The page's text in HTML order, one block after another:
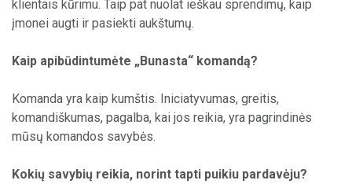
klientais kūrimu. Taip pat nuolat ieškau sprendimų, kaip
įmonei augti ir pasiekti aukštumų.
Kaip apibūdintumėte „Bunasta“ komandą?
Komanda yra kaip kumštis. Iniciatyvumas, greitis,
komandiškumas, pagalba, kai jos reikia, yra pagrindinės
mūsų komandos savybės.
Kokių savybių reikia, norint tapti puikiu pardavėju?